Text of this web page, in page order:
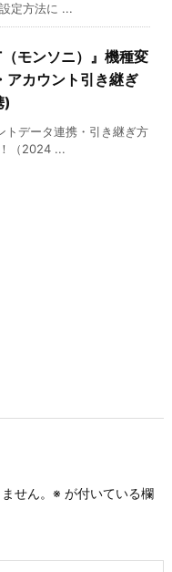
定方法に ...
（モンソニ）』機種変
アカウント引き継ぎ
)
トデータ連携・引き継ぎ方
（2024 ...
せん。 ※ が付いている欄